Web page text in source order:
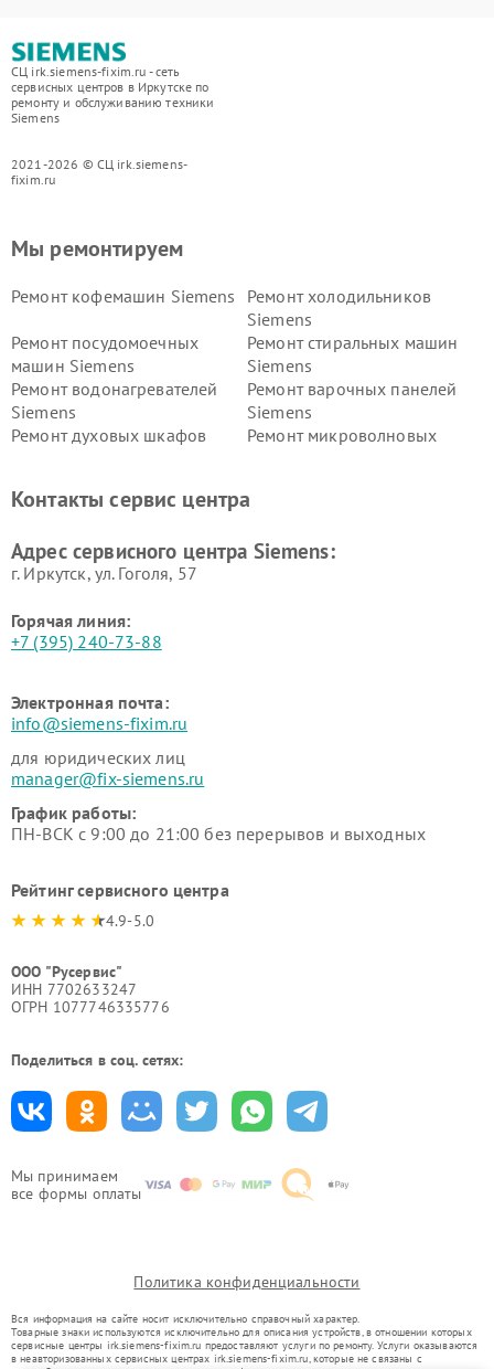
СЦ irk.siemens-fixim.ru - сеть
сервисных центров в Иркутске по
ремонту и обслуживанию техники
Siemens
2021-2026 © СЦ irk.siemens-
fixim.ru
Мы принимаем
все формы оплаты
Мы ремонтируем
Ремонт кофемашин Siemens
Ремонт холодильников
Siemens
Ремонт посудомоечных
машин Siemens
Ремонт стиральных машин
Siemens
Ремонт водонагревателей
Siemens
Ремонт варочных панелей
Siemens
Ремонт духовых шкафов
Ремонт микроволновых
Siemens
Siemens
Siemens
Siemens
Контакты сервис центра
Адрес сервисного центра Siemens:
г. Иркутск, ул. ​Гоголя, 57
Горячая линия:
+7 (395) 240-73-88
Электронная почта:
info@siemens-fixim.ru
для юридических лиц
manager@fix-siemens.ru
График работы:
ПН-ВСК с 9:00 до 21:00 без перерывов и выходных
Рейтинг сервисного центра
4.9-5.0
ООО "Русервис"
ИНН 7702633247
ОГРН 1077746335776
Поделиться в соц. сетях:
Политика конфиденциальности
Вся информация на сайте носит исключительно справочный характер.
Товарные знаки используются исключительно для описания устройств, в отношении которых
сервисные центры irk.siemens-fixim.ru предоставляют услуги по ремонту. Услуги оказываются
в неавторизованных сервисных центрах irk.siemens-fixim.ru, которые не связаны с